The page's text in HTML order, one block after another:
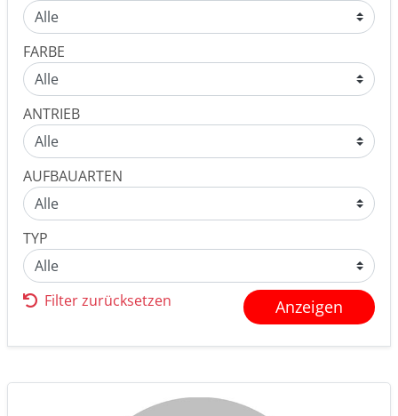
FARBE
ANTRIEB
AUFBAUARTEN
TYP
Filter zurücksetzen Anzeigen